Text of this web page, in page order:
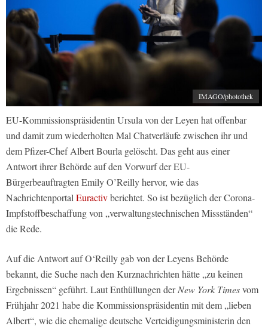
IMAGO/photothek
EU-Kommissionspräsidentin Ursula von der Leyen hat offenbar
und damit zum wiederholten Mal Chatverläufe zwischen ihr und
dem Pfizer-Chef Albert Bourla gelöscht. Das geht aus einer
Antwort ihrer Behörde auf den Vorwurf der EU-
Bürgerbeauftragten Emily O’Reilly hervor, wie das
NachrichtenportalEuractivberichtet. So ist bezüglich der Corona-
Impfstoffbeschaffung von „verwaltungstechnischen Missständen“
die Rede.
Auf die Antwort auf O‘Reilly gab von der Leyens Behörde
bekannt, die Suche nach den Kurznachrichten hätte „zu keinen
Ergebnissen“ geführt. Laut Enthüllungen derNew York Timesvom
Frühjahr 2021 habe die Kommissionspräsidentin mit dem „lieben
Albert“, wie die ehemalige deutsche Verteidigungsministerin den